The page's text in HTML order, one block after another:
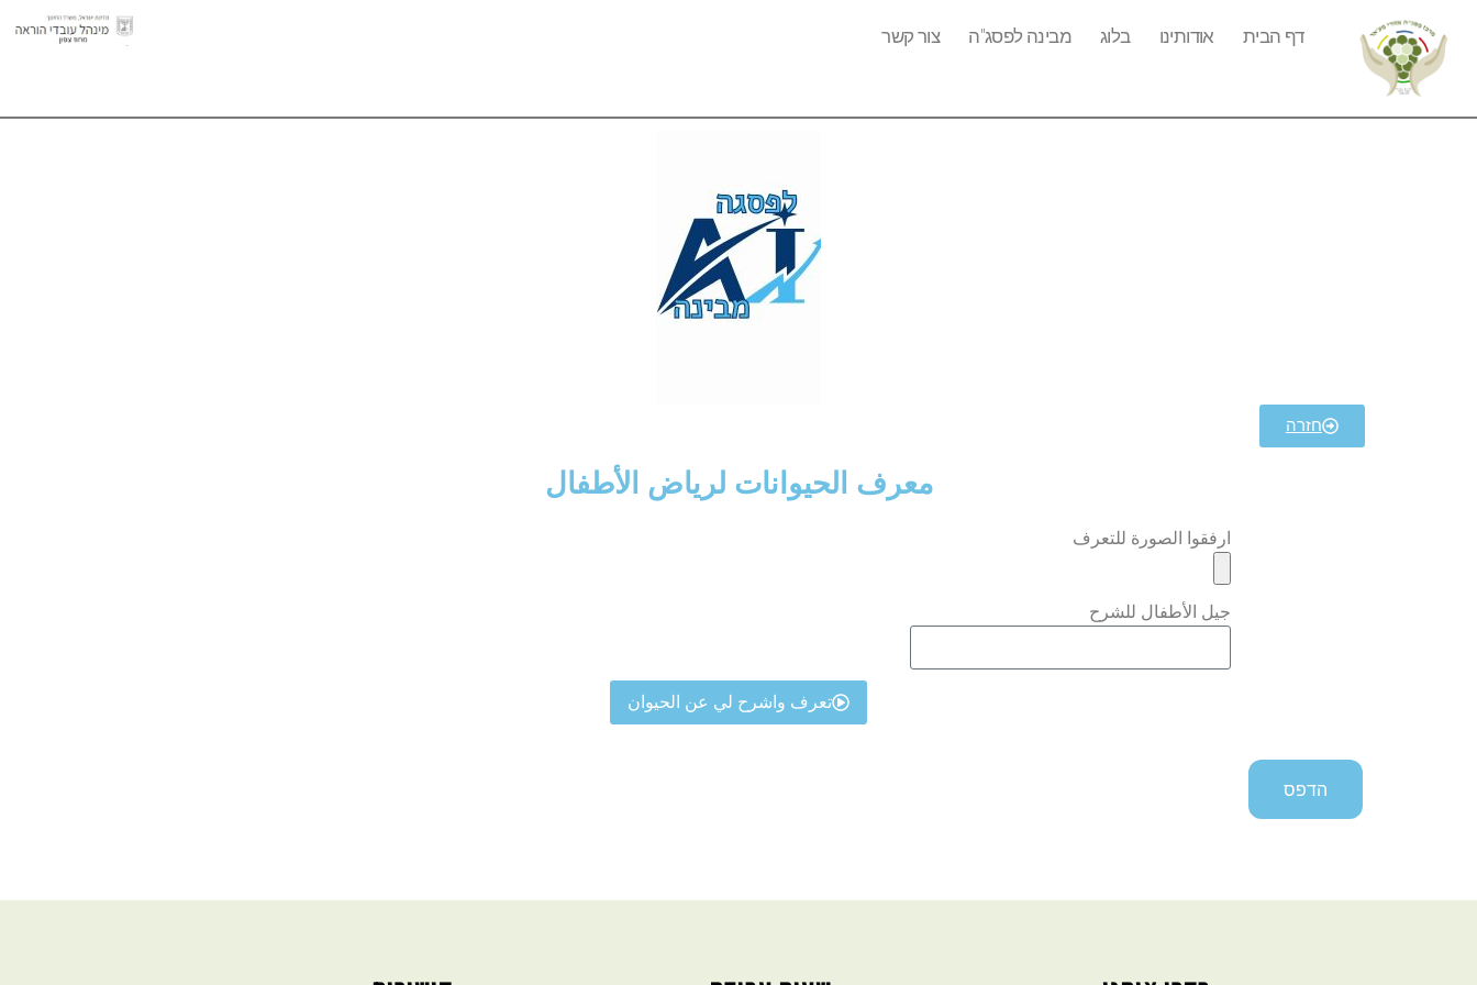
דף הבית אודותינו בלוג מבינה לפסג"ה צור קשר
חזרה
معرف الحيوانات لرياض الأطفال
ارفقوا الصورة للتعرف
جيل الأطفال للشرح
تعرف واشرح لي عن الحيوان
הדפס